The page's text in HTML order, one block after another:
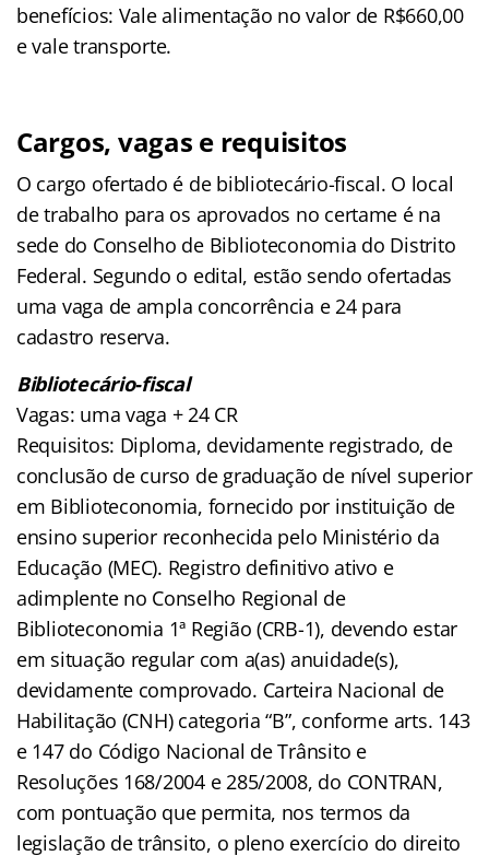
benefícios: Vale alimentação no valor de R$660,00
e vale transporte.
Cargos, vagas e requisitos
O cargo ofertado é de bibliotecário-fiscal. O local
de trabalho para os aprovados no certame é na
sede do Conselho de Biblioteconomia do Distrito
Federal. Segundo o edital, estão sendo ofertadas
uma vaga de ampla concorrência e 24 para
cadastro reserva.
Bibliotecário-fiscal
Vagas: uma vaga + 24 CR
Requisitos: Diploma, devidamente registrado, de
conclusão de curso de graduação de nível superior
em Biblioteconomia, fornecido por instituição de
ensino superior reconhecida pelo Ministério da
Educação (MEC). Registro definitivo ativo e
adimplente no Conselho Regional de
Biblioteconomia 1ª Região (CRB-1), devendo estar
em situação regular com a(as) anuidade(s),
devidamente comprovado. Carteira Nacional de
Habilitação (CNH) categoria “B”, conforme arts. 143
e 147 do Código Nacional de Trânsito e
Resoluções 168/2004 e 285/2008, do CONTRAN,
com pontuação que permita, nos termos da
legislação de trânsito, o pleno exercício do direito